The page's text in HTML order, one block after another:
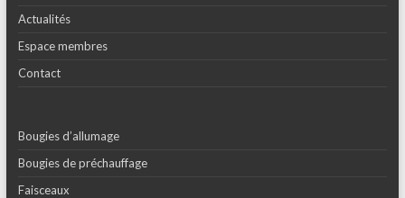
Actualités
Espace membres
Contact
Bougies d’allumage
Bougies de préchauffage
Faisceaux